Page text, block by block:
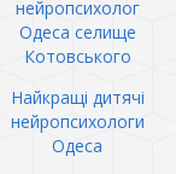
нейропсихолог
Одеса селище
Котовського
Найкращі дитячі
нейропсихологи
Одеса